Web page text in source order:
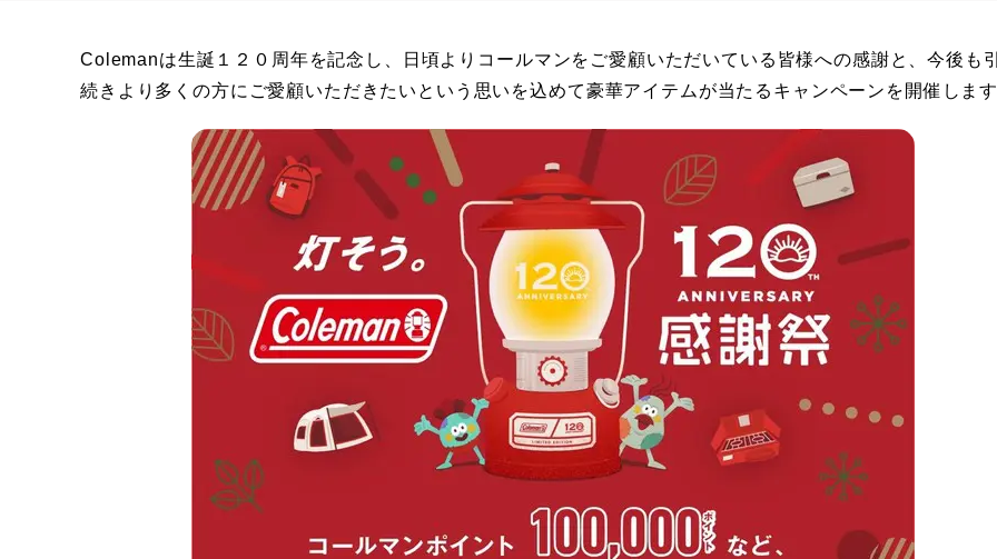
Colemanは生誕１２０周年を記念し、日頃よりコールマンをご愛顧いただいている皆様への感謝と、今後も
続きより多くの方にご愛顧いただきたいという思いを込めて豪華アイテムが当たるキャンペーンを開催しま